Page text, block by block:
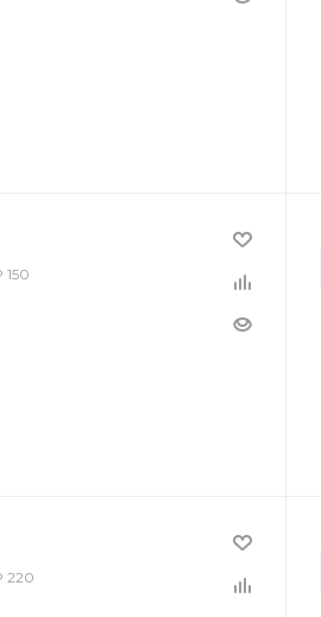
150
220